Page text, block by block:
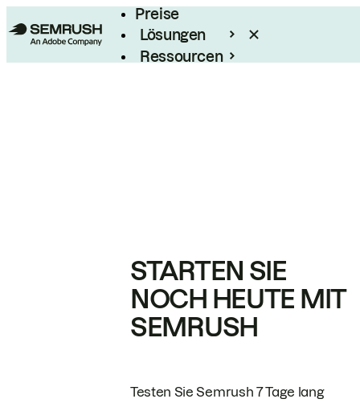
Preise
Lösungen
Ressourcen
STARTEN SIE
NOCH HEUTE MIT
SEMRUSH
Testen Sie Semrush 7 Tage lang